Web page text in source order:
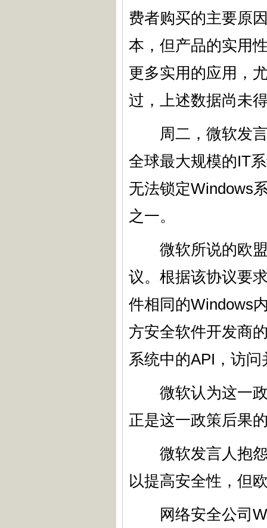
费者购买的主要原
本，但产品的实用
更多实用的应用，
过，上述数据尚未
周二，微软发言
全球最大规模的IT
无法锁定Windows
之一。
微软所说的欧盟
议。根据该协议要
件相同的Windows
方安全软件开发商
系统中的API，访
微软认为这一政
正是这一政策后果
微软发言人抱怨
以提高安全性，但
网络安全公司